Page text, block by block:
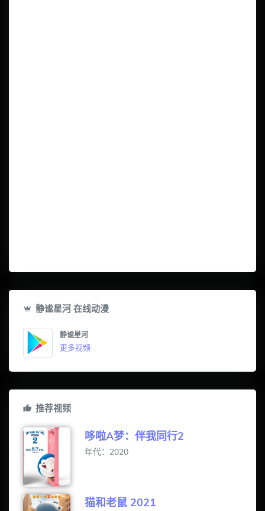
静谧星河 在线动漫
静谧星河
更多视频
推荐视频
哆啦A梦：伴我同行2
年代：2020
猫和老鼠 2021